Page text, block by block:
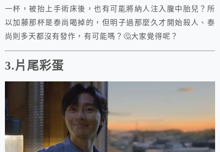
一杯，被抬上手術床後，也有可能將納人注入腹中胎兒？所
以加藤那杯是泰尚喝掉的，但明子過那麼久才開始殺人、泰
尚則多天都沒有發作，有可能嗎？🤔大家覺得呢？
3.片尾彩蛋